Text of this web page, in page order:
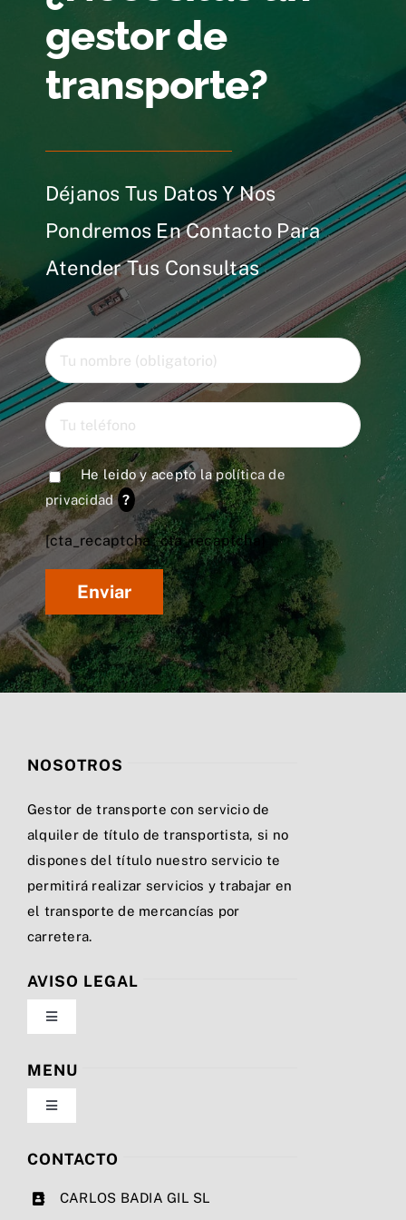
gestor de
transporte?
Déjanos Tus Datos Y Nos
Pondremos En Contacto Para
Atender Tus Consultas
He leido y acepto lapolítica de
privacidad ?
[cta_recaptcha* cta_recaptcha]
NOSOTROS
Gestor de transporte con servicio de
alquiler de título de transportista, si no
dispones del título nuestro servicio te
permitirá realizar servicios y trabajar en
el transporte de mercancías por
carretera.
AVISO LEGAL
Toggle
Navigation
Política de privacidad
Condiciones de uso
MENU
Toggle
Navigation
Nosotros
CONTACTO
CARLOS BADIA GIL SL